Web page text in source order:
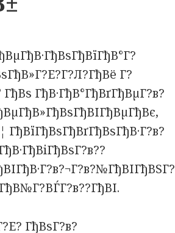
Г?
ГђВ·ГђВ°ГђВґГђВµГ?в?
ГђВїГђВѕГђВґГђВѕГђВ·Г?в?
ГђВѕГ?в?